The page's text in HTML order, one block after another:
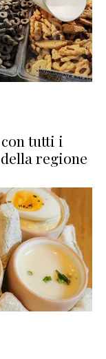
tutti i
regione